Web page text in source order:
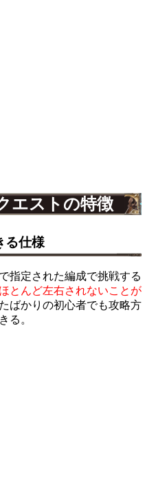
エストの特徴
る仕様
指定された編成で挑戦する
とんど左右されないことが
ばかりの初心者でも攻略方
る。